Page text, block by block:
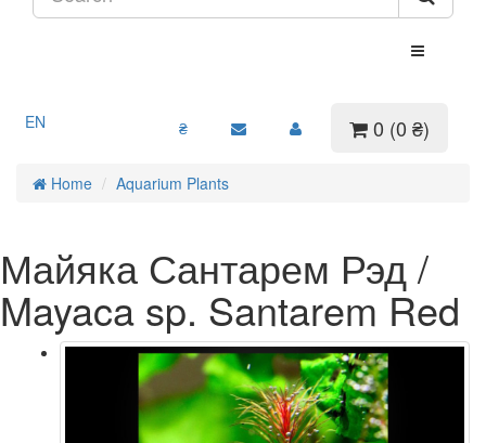
EN ₴ 0 (0 ₴)
Home Aquarium Plants
Майяка Сантарем Рэд /
Mayaca sp. Santarem Red